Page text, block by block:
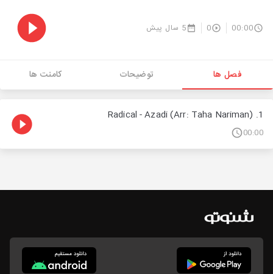
00:00
0 5 سال پیش
فصل ها توضیحات کامنت ها
1. Radical - Azadi (Arr: Taha Nariman)
00:00